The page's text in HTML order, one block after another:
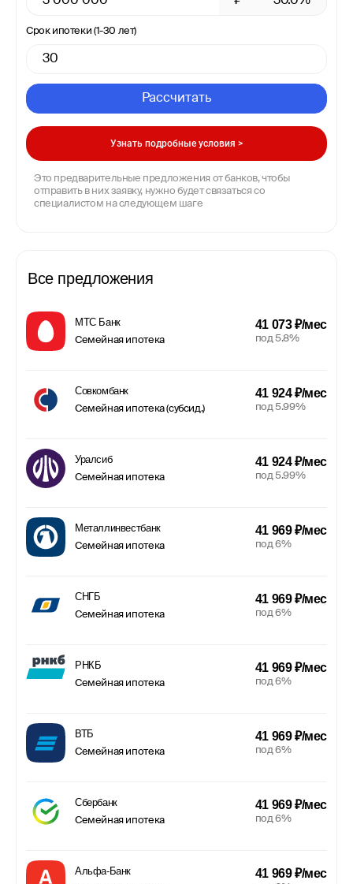
Срок ипотеки (1-30 лет)
Рассчитать
Узнать подробные условия >
Это предварительные предложения от банков, чтобы
отправить в них заявку, нужно будет связаться со
специалистом на следующем шаге
Все предложения
МТС Банк
Семейная ипотека
41 073 ₽/мес
под 5.8%
Совкомбанк
Семейная ипотека (субсид.)
41 924 ₽/мес
под 5.99%
Уралсиб
Семейная ипотека
41 924 ₽/мес
под 5.99%
Металлинвестбанк
Семейная ипотека
41 969 ₽/мес
под 6%
СНГБ
Семейная ипотека
41 969 ₽/мес
под 6%
РНКБ
Семейная ипотека
41 969 ₽/мес
под 6%
ВТБ
Семейная ипотека
41 969 ₽/мес
под 6%
Сбербанк
Семейная ипотека
41 969 ₽/мес
под 6%
Альфа-Банк 41 969 ₽/мес